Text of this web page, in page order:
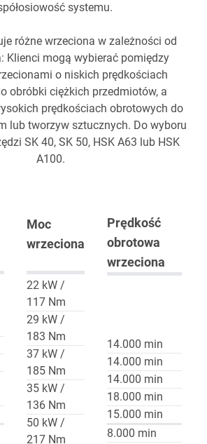
systemu.
różne wrzeciona w zależności od
Klienci mogą wybierać pomiędzy
o niskich prędkościach
obróbki ciężkich przedmiotów, a
prędkościach obrotowych do
lub tworzyw sztucznych. Do wyboru
SK 40, SK 50, HSK A63 lub HSK
A100.
Moc
wrzeciona
Prędkość
obrotowa
wrzeciona
22 kW /
117 Nm
29 kW /
183 Nm
37 kW /
185 Nm
35 kW /
136 Nm
50 kW /
217 Nm
14.000 min
14.000 min
14.000 min
18.000 min
15.000 min
8.000 min